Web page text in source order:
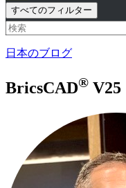
すべてのフィルター
日本のブログ
BricsCAD® V25